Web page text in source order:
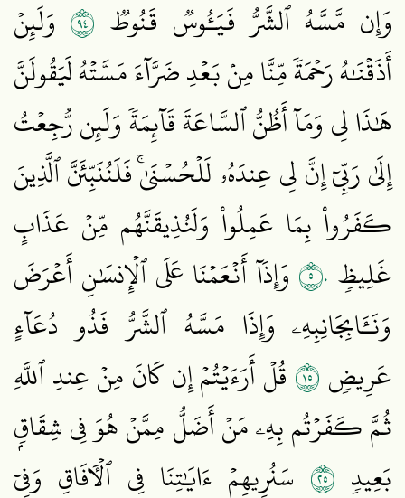
وَإِن مَّسَّهُ ٱلشَّرُّ فَيَـُٔوسٞ قَنُوطٞ ٤٩ وَلَئِنۡ
أَذَقۡنَٰهُ رَحۡمَةٗ مِّنَّا مِنۢ بَعۡدِ ضَرَّآءَ مَسَّتۡهُ لَيَقُولَنَّ
هَٰذَا لِي وَمَآ أَظُنُّ ٱلسَّاعَةَ قَآئِمَةٗ وَلَئِن رُّجِعۡتُ
إِلَىٰ رَبِّيٓ إِنَّ لِي عِندَهُۥ لَلۡحُسۡنَىٰۚ فَلَنُنَبِّئَنَّ ٱلَّذِينَ
كَفَرُواْ بِمَا عَمِلُواْ وَلَنُذِيقَنَّهُم مِّنۡ عَذَابٍ
غَلِيظٖ ٥٠ وَإِذَآ أَنۡعَمۡنَا عَلَى ٱلۡإِنسَٰنِ أَعۡرَضَ
وَنَـَٔابِجَانِبِهِۦ وَإِذَا مَسَّهُ ٱلشَّرُّ فَذُو دُعَآءٍ
عَرِيضٖ٥١قُلۡ أَرَءَيۡتُمۡ إِن كَانَ مِنۡ عِندِ ٱللَّهِ
ثُمَّ كَفَرۡتُم بِهِۦ مَنۡ أَضَلُّ مِمَّنۡ هُوَ فِي شِقَاقِۭ
بَعِيدٖ ٥٢ سَنُرِيهِمۡ ءَايَٰتِنَا فِي ٱلۡأٓفَاقِ وَفِيٓ